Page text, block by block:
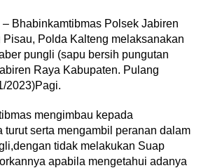
Bhabinkamtibmas Polsek Jabiren
Polda Kalteng melaksanakan
pungli (sapu bersih pungutan
Raya Kabupaten. Pulang
2023)Pagi.
mengimbau kepada
turut serta mengambil peranan dalam
tidak melakukan Suap
apabila mengetahui adanya